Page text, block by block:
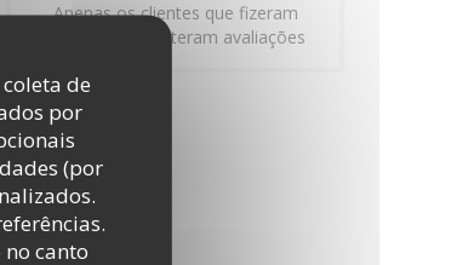
de
por
(por
canto
Apenas os clientes que fizeram
reservas submeteram avaliações